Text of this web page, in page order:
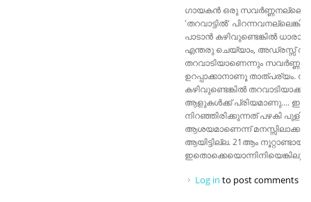
ഗായകൻ ഒരു
'തറവാട്ടിൽ'
പാടാൻ കഴിവുണ്ടെങ്കിൽ
എന്തരു ചെയ്യാം, അഡ്രസ്സ് തപ്പി
തറവാടിയാണെന്നും
ഉറപ്പാക്കാനാണൂ താത്പര്യം.
കഴിവുണ്ടെങ്കിൽ
ആളുകൾക്ക് പ്രിയമാണു....
നിറഞ്ഞിരിക്കുന്നത് പഴകി
ആശയമാണെന്ന്
ആയിട്ടില്ല. 21ആം നൂറ്റാണ്ടായി
ഇതൊക്കെയൊന്നിനിയെങ്കിലും
Log in to post comments